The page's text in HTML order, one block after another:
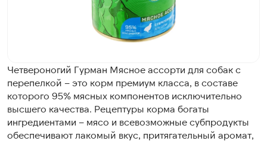
Четвероногий Гурман Мясное ассорти для собак с
перепелкой – это корм премиум класса, в составе
которого 95% мясных компонентов исключительно
высшего качества. Рецептуры корма богаты
ингредиентами – мясо и всевозможные субпродукты
обеспечивают лакомый вкус, притягательный аромат,